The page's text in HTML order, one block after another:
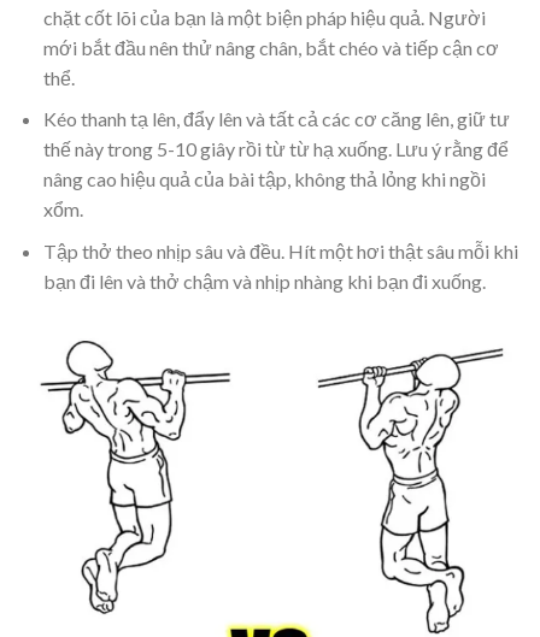
chặt cốt lõi của bạn là một biện pháp hiệu quả. Người
mới bắt đầu nên thử nâng chân, bắt chéo và tiếp cận cơ
thể.
Kéo thanh tạ lên, đẩy lên và tất cả các cơ căng lên, giữ tư
thế này trong 5-10 giây rồi từ từ hạ xuống. Lưu ý rằng để
nâng cao hiệu quả của bài tập, không thả lỏng khi ngồi
xổm.
Tập thở theo nhịp sâu và đều. Hít một hơi thật sâu mỗi khi
bạn đi lên và thở chậm và nhịp nhàng khi bạn đi xuống.